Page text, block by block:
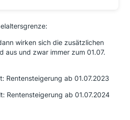
wirken sich die zusätzlichen
aus und zwar immer zum 01.07.
Rentensteigerung ab 01.07.2023
Rentensteigerung ab 01.07.2024